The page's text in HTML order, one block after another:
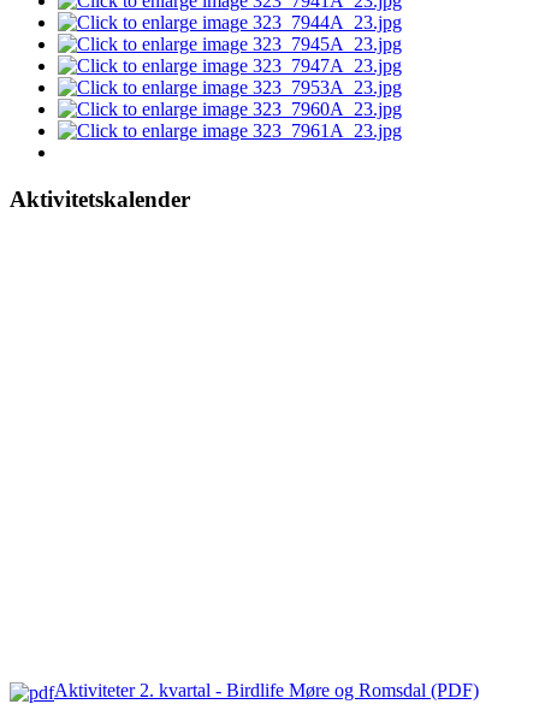
Aktivitetskalender
Aktiviteter 2. kvartal - Birdlife Møre og Romsdal (PDF)